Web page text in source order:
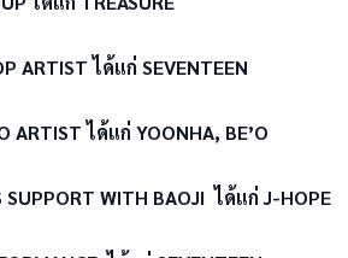
ARTIST ได้แก่ SEVENTEEN
ARTIST ได้แก่ YOONHA, BE’O
SUPPORT WITH BAOJI ได้แก่ J-HOPE